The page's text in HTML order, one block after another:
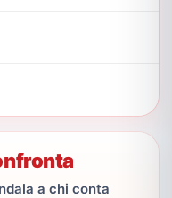
a chi conta